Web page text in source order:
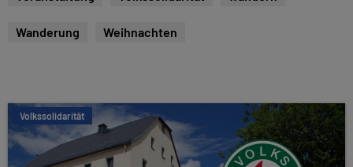
Wanderung Weihnachten
Volkssolidarität